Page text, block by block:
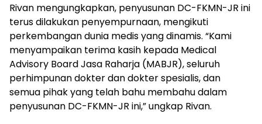
Rivan mengungkapkan, penyusunan DC-FKMN-JR ini
terus dilakukan penyempurnaan, mengikuti
perkembangan dunia medis yang dinamis. “Kami
menyampaikan terima kasih kepada Medical
Advisory Board Jasa Raharja (MABJR), seluruh
perhimpunan dokter dan dokter spesialis, dan
semua pihak yang telah bahu membahu dalam
penyusunan DC-FKMN-JR ini,” ungkap Rivan.